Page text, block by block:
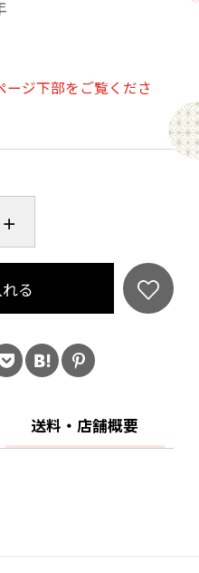
ジ下部をご覧くださ
る
送料・店舗概要